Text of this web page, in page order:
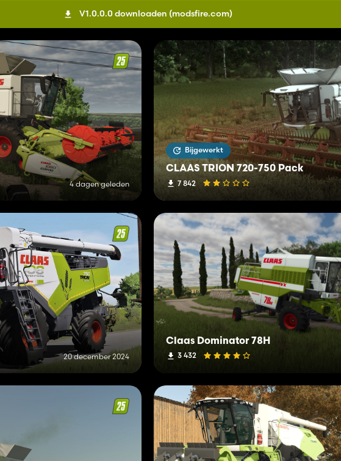
V1.0.0.0 downloaden (modsfire.com)
4 dagen geleden
Bijgewerkt
CLAAS TRION 720-750 Pack
7 842
20 december 2024
Claas Dominator 78H
3 432